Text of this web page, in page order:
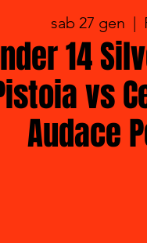
sab 27 gen
  |
14
vs
Audace